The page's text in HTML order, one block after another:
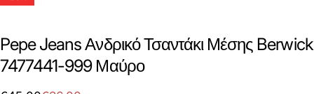
Pepe Jeans Ανδρικό Τσαντάκι Μέσης Berwick
7477441-999 Μαύρο